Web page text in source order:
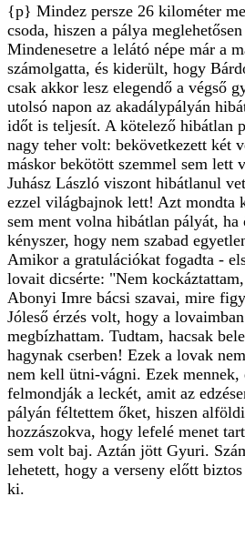
{p} Mindez persze 26 kilométer
csoda, hiszen a pálya
Mindenesetre a lelátó népe már a
számolgatta, és kiderült, hogy
csak akkor lesz elegendő a végső
utolsó napon az akadálypályán
időt is teljesít. A kötelező hibátlan
nagy teher volt: bekövetkezett két
máskor bekötött szemmel sem lett
Juhász László viszont hibátlanul
ezzel világbajnok lett! Azt mondta
sem ment volna hibátlan pályát, ha
kényszer, hogy nem szabad
Amikor a gratulációkat fogadta -
lovait dicsérte: "Nem
Abonyi Imre bácsi szavai, mire
Jóleső érzés volt, hogy a
megbízhattam. Tudtam, hacsak
hagynak cserben! Ezek a lovak
nem kell ütni-vágni. Ezek mennek,
felmondják a leckét, amit az
pályán féltettem őket, hiszen
hozzászokva, hogy lefelé menet
sem volt baj. Aztán jött Gyuri.
lehetett, hogy a verseny előtt
ki.